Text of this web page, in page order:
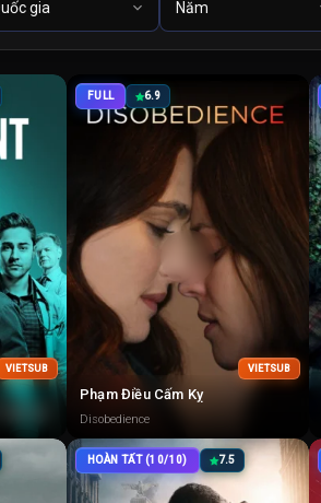
VIETSUB
FULL 6.9
VIETSUB
Phạm Điều Cấm Kỵ
Disobedience
HOÀN TẤT (10/10) 7.5